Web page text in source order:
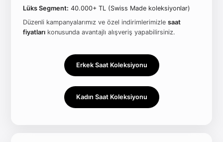
Lüks Segment: 40.000+ TL (Swiss Made koleksiyonlar)
Düzenli kampanyalarımız ve özel indirimlerimizle saat
fiyatları konusunda avantajlı alışveriş yapabilirsiniz.
Erkek Saat Koleksiyonu
Kadın Saat Koleksiyonu